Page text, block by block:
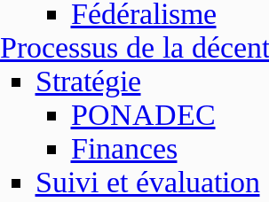
Fédéralisme
Processus de la
Stratégie
PONADEC
Finances
Suivi et évaluation